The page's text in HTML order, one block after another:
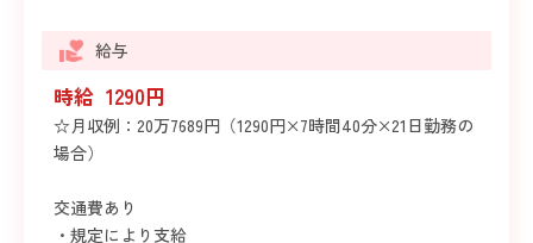
給与
時給 1290円
☆月収例：20万7689円（1290円×7時間40分×21日勤務の
場合）
交通費あり
・規定により支給